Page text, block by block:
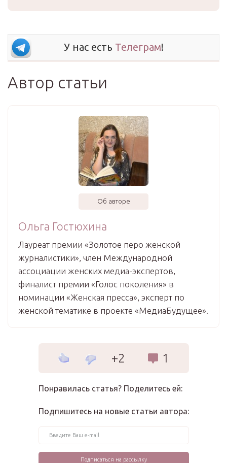
У нас есть Телеграм!
Автор статьи
Об авторе
Ольга Гостюхина
Лауреат премии «Золотое перо женской
журналистики», член Международной
ассоциации женских медиа-экспертов,
финалист премии «Голос поколения» в
номинации «Женская пресса», эксперт по
женской тематике в проекте «МедиаБудущее».
+2 1
Понравилась статья? Поделитесь ей:
Подпишитесь на новые статьи автора: